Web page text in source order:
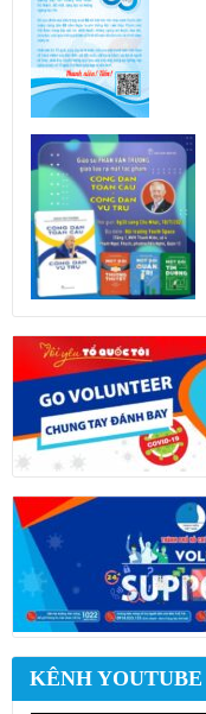
KÊNH YOUTUBE